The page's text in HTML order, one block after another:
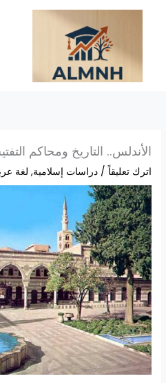
تخطي
الأندلس.. التاريخ ومحاكم
اترك تعليقاً /دراسات إسلامية, لغة